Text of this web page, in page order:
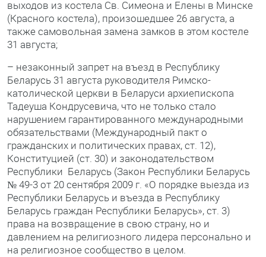
выходов из костела Св. Симеона и Елены в Минске
(Красного костела), произошедшее 26 августа, а
также самовольная замена замков в этом костеле
31 августа;
– незаконный запрет на въезд в Республику
Беларусь 31 августа руководителя Римско-
католической церкви в Беларуси архиепископа
Тадеуша Кондрусевича, что не только стало
нарушением гарантированного международными
обязательствами (Международный пакт о
гражданских и политических правах, ст. 12),
Конституцией (ст. 30) и законодательством
Республики Беларусь (Закон Республики Беларусь
№ 49-3 от 20 сентября 2009 г. «О порядке выезда из
Республики Беларусь и въезда в Республику
Беларусь граждан Республики Беларусь», ст. 3)
права на возвращение в свою страну, но и
давлением на религиозного лидера персонально и
на религиозное сообщество в целом.